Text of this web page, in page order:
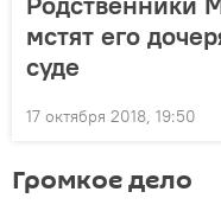
мстят его
суде
17 октября 2018, 19:50
Громкое дело